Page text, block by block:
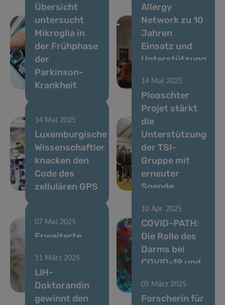
Übersicht
untersucht
Mikroglia in
der Frühphase
der
Parkinson-
Krankheit
Allergy
Network zu 10
Jahren
Einsatz und
Unterstützung
Gemeinschaft
14 Mai 2025
Luxemburgische
Wissenschaftler
knacken den
Code des
zellulären GPS
14 Mai 2025
Plooschter
Projet stärkt
die
Unterstützung
der TSI-
Gruppe mit
erneuter
Spende
07 Mai 2025
Erweiterte
des West-Nil-
Virus in
Luxemburg
10 Apr. 2025
COVID-PATH:
Die Rolle des
Darms bei
COVID-19 und
entschlüsseln
11 März 2025
LIH-
Doktorandin
gewinnt den
05 März 2025
Forscherin für